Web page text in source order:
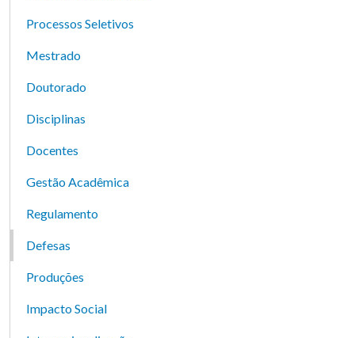
Processos Seletivos
Mestrado
Doutorado
Disciplinas
Docentes
Gestão Acadêmica
Regulamento
Defesas
Produções
Impacto Social